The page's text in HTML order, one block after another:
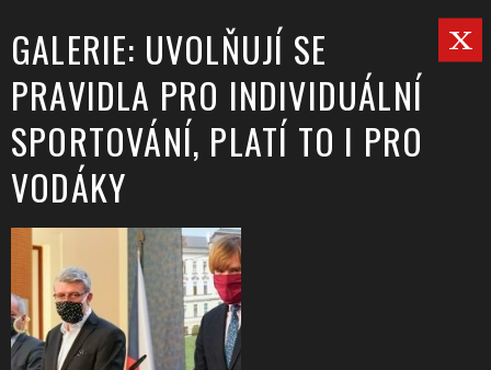
GALERIE: UVOLŇUJÍ SE
PRAVIDLA PRO INDIVIDUÁLNÍ
SPORTOVÁNÍ, PLATÍ TO I PRO
VODÁKY